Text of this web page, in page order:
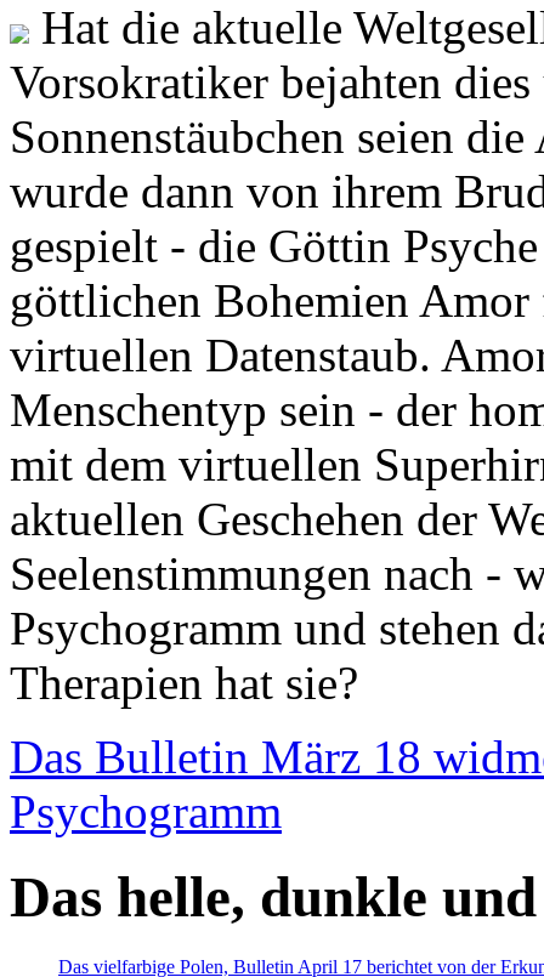
Hat die aktuelle
Vorsokratiker bejahten
Sonnenstäubchen seien
wurde dann von ihrem
gespielt - die Göttin
göttlichen Bohemien
virtuellen Datenstaub.
Menschentyp sein - der
mit dem virtuellen
aktuellen Geschehen der
Seelenstimmungen nach -
Psychogramm und stehen
Therapien hat sie?
Das Bulletin März 18
Psychogramm
Das helle, dunkle
Das vielfarbige Polen, Bulletin April 17 berichtet von der